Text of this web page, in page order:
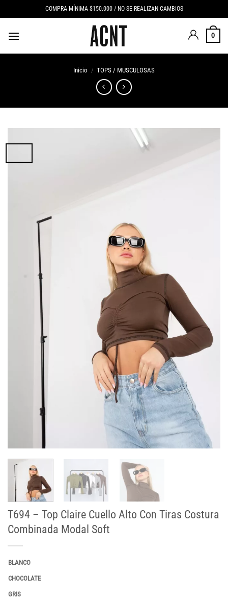
al
contenido
COMPRA MÍNIMA $150.000 / NO SE REALIZAN CAMBIOS
0
Inicio / TOPS / MUSCULOSAS
T694 – Top Claire Cuello Alto Con Tiras Costura
Combinada Modal Soft
BLANCO
CHOCOLATE
GRIS